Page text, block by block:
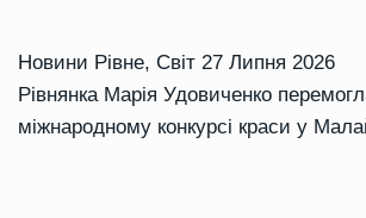
Новини Рівне, Світ 27 Липня 2026
Рівнянка Марія Удовиченко
міжнародному конкурсі краси у